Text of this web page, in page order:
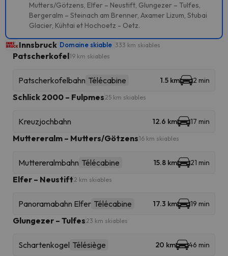
Mutters/Götzens, Elfer – Neustift, Glungezer – Tulfes,
Bergeralm – Steinach am Brenner, Axamer Lizum, Stubai
Glacier, Kühtai et Hochoetz - Oetz.
Innsbruck Domaine skiable 333 km skiables
Patscherkofel19 km skiables
Patscherkofelbahn Télécabine 1.5 km 2 min
Schlick 2000 – Fulpmes 25 km skiables
Kreuzjochbahn 12.6 km 17 min
Muttereralm – Mutters/Götzens16 km skiables
Muttereralmbahn Télécabine 15.8 km 21 min
Elfer – Neustift 2 km skiables
Panoramabahn Elfer Télécabine 17.3 km 19 min
Glungezer – Tulfes 23 km skiables
Schartenkogel Télésiège 20 km 46 min